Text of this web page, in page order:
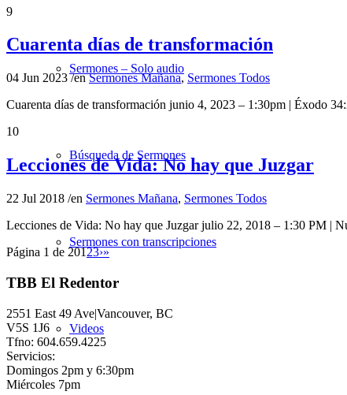
Sermones – Solo audio
Búsqueda de Sermones
Sermones con transcripciones
Videos
9
Cuarenta días de transformación
04 Jun 2023/enSermones Mañana, Sermones Todos
Cuarenta días de transformación junio 4, 2023 – 1:30pm | Éxodo
10
Lecciones de Vida: No hay que Juzgar
22 Jul 2018 /en Sermones Mañana, Sermones Todos
Lecciones de Vida: No hay que Juzgar julio 22, 2018 – 1:30 PM
Página 1 de 20123›»
TBB El Redentor
2551 East 49 Ave|Vancouver, BC
V5S 1J6
Tfno: 604.659.4225
Servicios:
Domingos 2pm y 6:30pm
Miércoles 7pm